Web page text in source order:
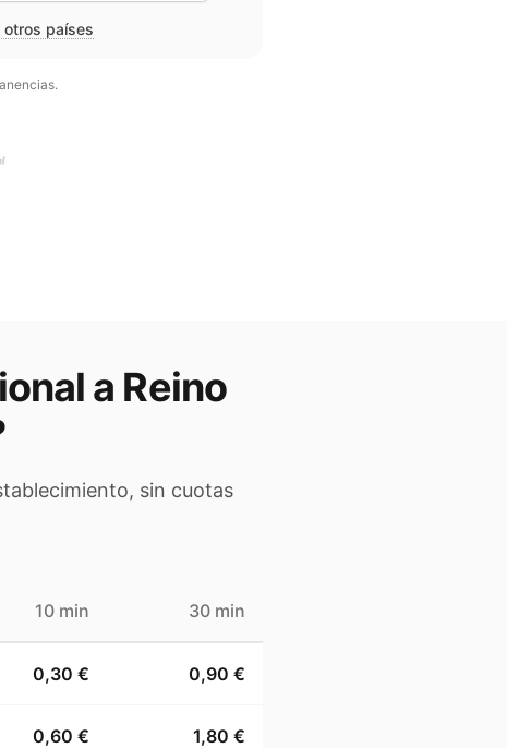
otros países
a Reino
sin cuotas
10 min 30 min
0,30 € 0,90 €
0,60 € 1,80 €